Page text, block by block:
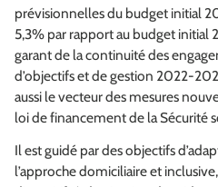
prévisionnelles du budget initial
5,3% par rapport au budget initial
garant de la continuité des
d’objectifs et de gestion 2022-
aussi le vecteur des mesures
loi de financement de la Sécurité
Il est guidé par des objectifs
l’approche domiciliaire et